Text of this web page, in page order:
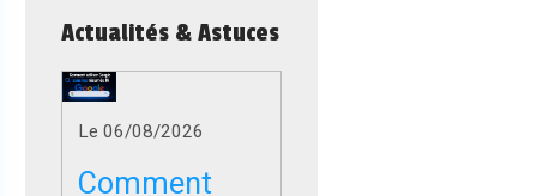
Actualités & Astuces
Le 06/08/2026
Comment